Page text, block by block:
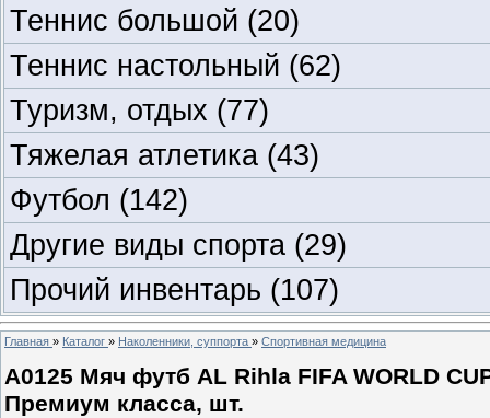
Теннис большой (20)
Теннис настольный (62)
Туризм, отдых (77)
Тяжелая атлетика (43)
Футбол (142)
Другие виды спорта (29)
Прочий инвентарь (107)
Главная » Каталог » Наколенники, суппорта » Спортивная медицина
A0125 Мяч футб AL Rihla FIFA WORLD
Премиум класса, шт.